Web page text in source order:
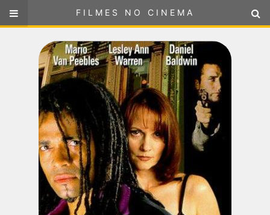
FILMES NO CINEMA
ou selecione sua localização
FILMES NO CINEMA
SELECIONE SUA LOCALIZAÇÃO
FILMES EM CARTAZ
PRÓXIMOS LANÇAMENTOS
GÊNEROS
NOTÍCIAS
PÁGINA INICIAL